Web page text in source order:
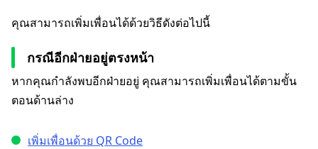
คุณสามารถเพิ่มเพื่อนได้ด้วยวิธีดังต่อไปนี้
กรณีอีกฝ่ายอยู่ตรงหน้า
หากคุณกำลังพบอีกฝ่ายอยู่ คุณสามารถเพิ่มเพื่อนได้ตามขั้น
ตอนด้านล่าง
เพิ่มเพื่อนด้วย QR Code